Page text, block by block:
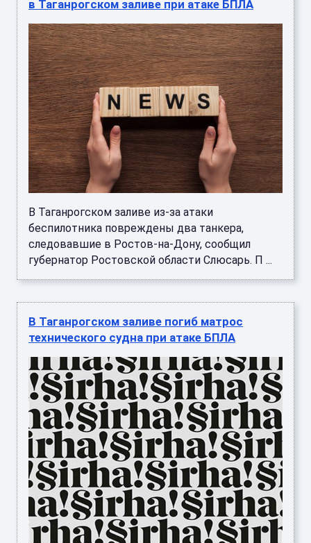
в Таганрогском заливе при атаке БПЛА
В Таганрогском заливе из-за атаки
беспилотника повреждены два танкера,
следовавшие в Ростов-на-Дону, сообщил
губернатор Ростовской области Слюсарь. П ...
В Таганрогском заливе погиб матрос
технического судна при атаке БПЛА